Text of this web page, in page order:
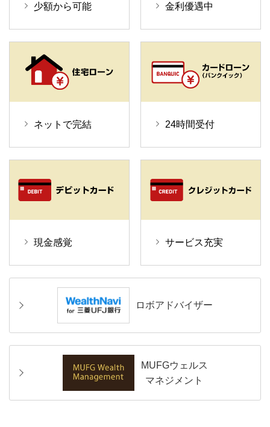
少額から可能 金利優遇中
ネットで完結 24時間受付
現金感覚 サービス充実
ロボアドバイザー
MUFGウェルス
マネジメント